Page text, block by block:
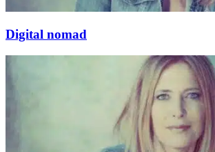
Digital nomad